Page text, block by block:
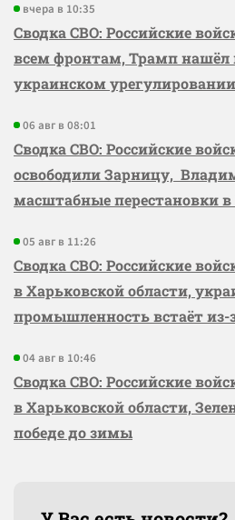
вчера в 10:35
Сводка СВО: Российские
всем фронтам, Трамп нашёл
украинском урегулировании
06 авг в 08:01
Сводка СВО: Российские
освободили Зарницу,
масштабные перестановки
05 авг в 11:26
Сводка СВО: Российские
в Харьковской области,
промышленность встаёт из-
04 авг в 10:46
Сводка СВО: Российские
в Харьковской области,
победе до зимы